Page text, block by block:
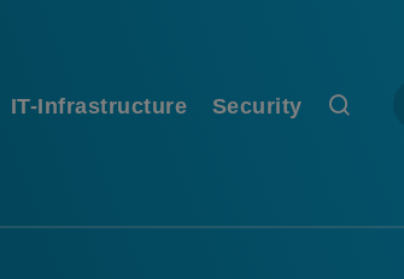
IT-Infrastructure Security